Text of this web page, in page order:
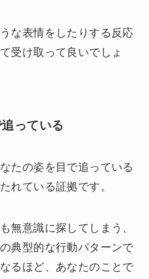
な表情をしたりする反応
受け取って良いでしょ
っている
たの姿を目で追っている
れている証拠です。
無意識に探してしまう、
典型的な行動パターンで
るほど、あなたのことで